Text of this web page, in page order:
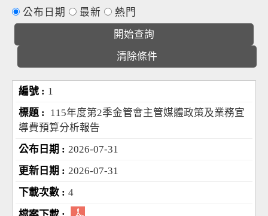
公布日期
最新 熱門
1
115年度第2季金管會主管媒體政策及業務宣
導費預算分析報告
2026-07-31
2026-07-31
4